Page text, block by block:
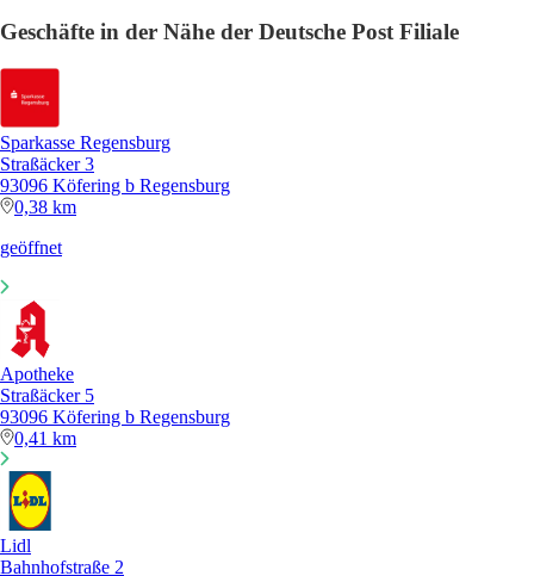
Geschäfte in der Nähe der Deutsche Post Filiale
Sparkasse Regensburg
Straßäcker 3
93096 Köfering b Regensburg
0,38 km
geöffnet
Apotheke
Straßäcker 5
93096 Köfering b Regensburg
0,41 km
Lidl
Bahnhofstraße 2